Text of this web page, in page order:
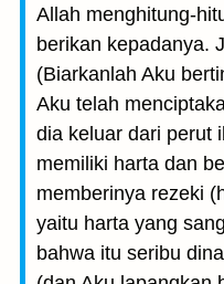
Allah menghitung-
berikan kepadanya.
(Biarkanlah Aku
Aku telah
dia keluar dari perut
memiliki harta dan
memberinya rezeki
yaitu harta yang
bahwa itu seribu